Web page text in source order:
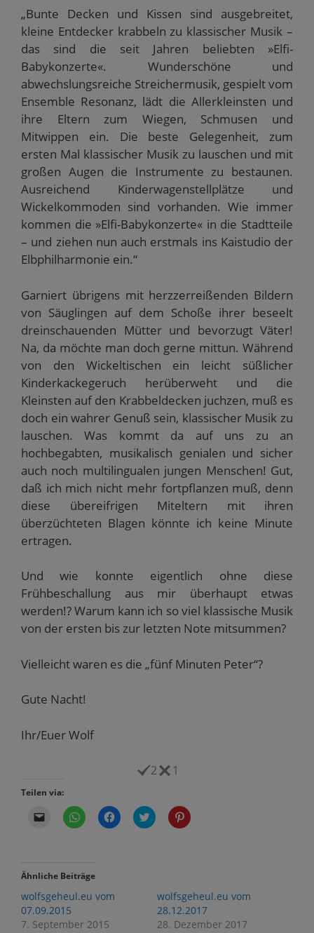
„Bunte Decken und Kissen sind ausgebreitet,
kleine Entdecker krabbeln zu klassischer Musik –
das sind die seit Jahren beliebten »Elfi-
Babykonzerte«. Wunderschöne und
abwechslungsreiche Streichermusik, gespielt vom
Ensemble Resonanz, lädt die Allerkleinsten und
ihre Eltern zum Wiegen, Schmusen und
Mitwippen ein. Die beste Gelegenheit, zum
ersten Mal klassischer Musik zu lauschen und mit
großen Augen die Instrumente zu bestaunen.
Ausreichend Kinderwagenstellplätze und
Wickelkommoden sind vorhanden. Wie immer
kommen die »Elfi-Babykonzerte« in die Stadtteile
– und ziehen nun auch erstmals ins Kaistudio der
Elbphilharmonie ein.“
Garniert übrigens mit herzzerreißenden Bildern
von Säuglingen auf dem Schoße ihrer beseelt
dreinschauenden Mütter und bevorzugt Väter!
Na, da möchte man doch gerne mittun. Während
von den Wickeltischen ein leicht süßlicher
Kinderkackegeruch herüberweht und die
Kleinsten auf den Krabbeldecken juchzen, muß es
doch ein wahrer Genuß sein, klassischer Musik zu
lauschen. Was kommt da auf uns zu an
hochbegabten, musikalisch genialen und sicher
auch noch multilingualen jungen Menschen! Gut,
daß ich mich nicht mehr fortpflanzen muß, denn
diese übereifrigen Miteltern mit ihren
überzüchteten Blagen könnte ich keine Minute
ertragen.
Und wie konnte eigentlich ohne diese
Frühbeschallung aus mir überhaupt etwas
werden!? Warum kann ich so viel klassische Musik
von der ersten bis zur letzten Note mitsummen?
Vielleicht waren es die „fünf Minuten Peter“?
Gute Nacht!
Ihr/Euer Wolf
2 1
Teilen via:
e
n
,
m
e
i
n
K
l
e
n
,
m
f
K
l
K
l
K
l
u
f
P
i
Ähnliche Beiträge
wolfsgeheul.eu vom
07.09.2015
7. September 2015
wolfsgeheul.eu vom
28.12.2017
28. Dezember 2017